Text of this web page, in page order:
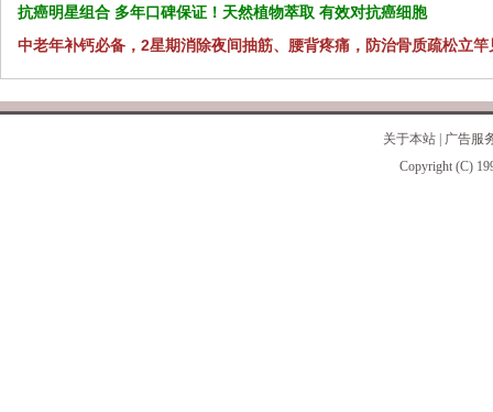
抗癌明星组合 多年口碑保证！天然植物萃取 有效对抗癌细胞
中老年补钙必备，2星期消除夜间抽筋、腰背疼痛，防治骨质疏松立竿
关于本站
广告服
Copyright (C)